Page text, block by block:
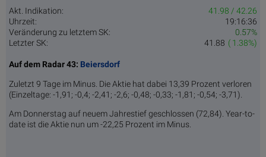
Akt. Indikation:
41.98 / 42.26
Uhrzeit:
19:16:36
Veränderung zu letztem SK:
0.57%
Letzter SK:
( 1.38%)
41.88
Auf dem Radar 43: Beiersdorf
Zuletzt 9 Tage im Minus. Die Aktie hat dabei 13,39 Prozent verloren
(Einzeltage: -1,91; -0,4; -2,41; -2,6; -0,48; -0,33; -1,81; -0,54; -3,71).
Am Donnerstag auf neuem Jahrestief geschlossen (72,84). Year-to-
date ist die Aktie nun um -22,25 Prozent im Minus.